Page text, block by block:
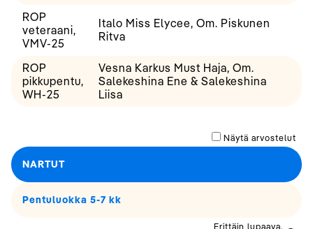
ROP
veteraani,
VMV-25
Italo Miss Elycee, Om. Piskunen
Ritva
ROP
pikkupentu,
WH-25
Vesna Karkus Must Haja, Om.
Salekeshina Ene & Salekeshina
Liisa
Näytä arvostelut
NARTUT
Pentuluokka 5-7 kk
Erittäin lupaava,